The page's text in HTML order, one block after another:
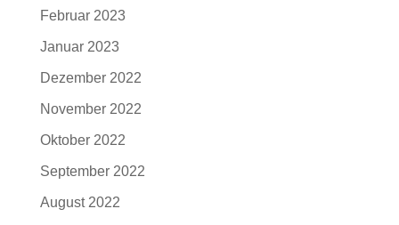
Februar 2023
Januar 2023
Dezember 2022
November 2022
Oktober 2022
September 2022
August 2022